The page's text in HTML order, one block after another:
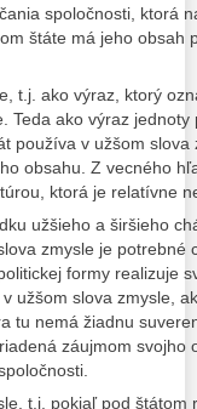
spoločnosti, ktorá
štáte má jeho obsah
t.j. ako výraz, ktorý
Teda ako výraz jednoty
používa v užšom
obsahu. Z vecného
ktorá je relatívne
užšieho a širšieho
zmysle je potrebné
formy realizuje
užšom slova zmysle,
tu nemá žiadnu
záujmom svojho
t.j. pokiaľ pod štátom